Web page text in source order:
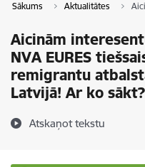
Sākums Aktualitātes
Aicinām
NVA EURES
remigrantu
Latvijā! Ar ko
Atskaņot tekstu